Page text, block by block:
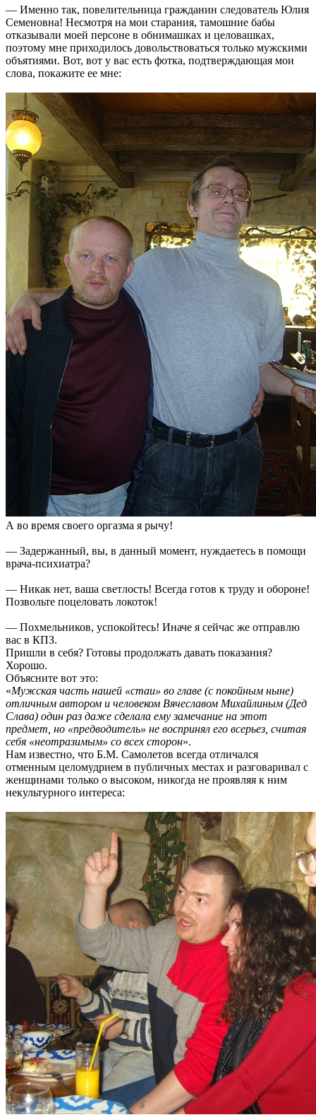
— Именно так, повелительница гражданин следователь Юлия
Семеновна! Несмотря на мои старания, тамошние бабы
отказывали моей персоне в обнимашках и целовашках,
поэтому мне приходилось довольствоваться только мужскими
объятиями. Вот, вот у вас есть фотка, подтверждающая мои
слова, покажите ее мне:
А во время своего оргазма я рычу!
— Задержанный, вы, в данный момент, нуждаетесь в помощи
врача-психиатра?
— Никак нет, ваша светлость! Всегда готов к труду и обороне!
Позвольте поцеловать локоток!
— Похмельников, успокойтесь! Иначе я сейчас же отправлю
вас в КПЗ.
Пришли в себя? Готовы продолжать давать показания?
Хорошо.
Объясните вот это:
«Мужская часть нашей «стаи» во главе (с покойным ныне)
отличным автором и человеком Вячеславом Михайлиным (Дед
Слава) один раз даже сделала ему замечание на этот
предмет, но «предводитель» не воспринял его всерьез, считая
себя «неотразимым» со всех сторон».
Нам известно, что Б.М. Самолетов всегда отличался
отменным целомудрием в публичных местах и разговаривал с
женщинами только о высоком, никогда не проявляя к ним
некультурного интереса: